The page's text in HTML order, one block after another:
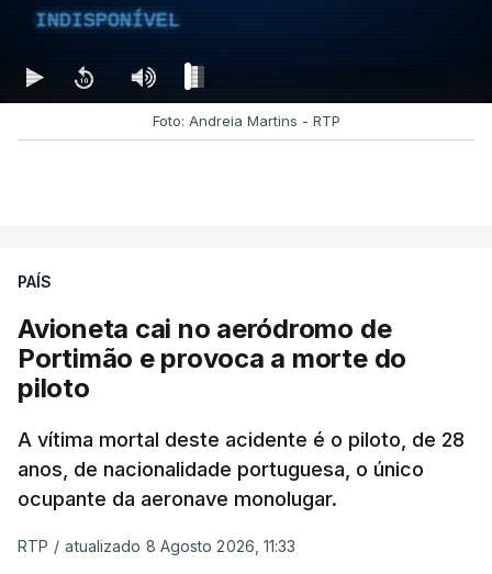
INDISPONÍVEL
Foto: Andreia Martins - RTP
PAÍS
Avioneta cai no aeródromo de
Portimão e provoca a morte do
piloto
A vítima mortal deste acidente é o piloto, de 28
anos, de nacionalidade portuguesa, o único
ocupante da aeronave monolugar.
RTP / atualizado 8 Agosto 2026, 11:33